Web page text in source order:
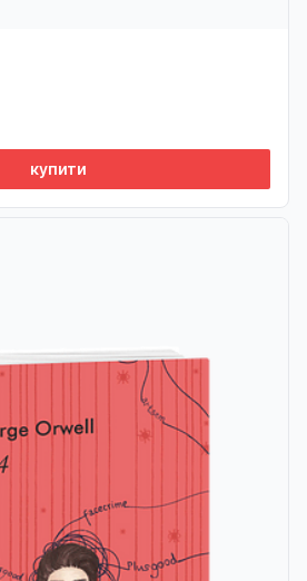
купити